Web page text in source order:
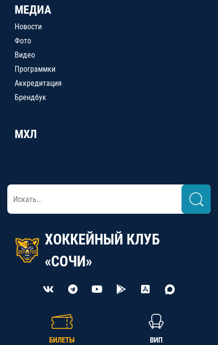
МЕДИА
Новости
Фото
Видео
Программки
Аккредитация
Брендбук
МХЛ
ХОККЕЙНЫЙ КЛУБ
«СОЧИ»
БИЛЕТЫ ВИП